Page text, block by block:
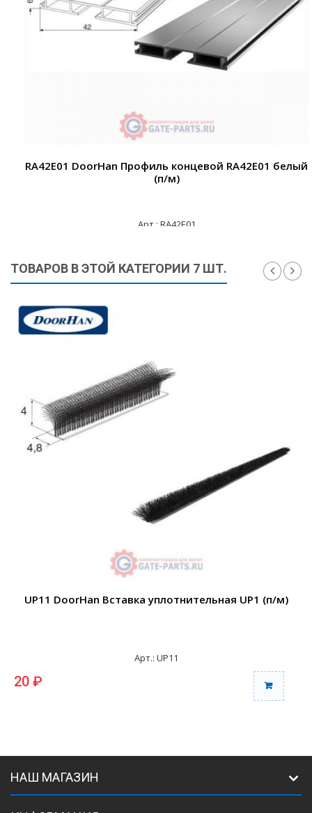
RA42E01 DoorHan Профиль концевой RA42E01 белый
(п/м)
Арт.: RA42E01
ТОВАРОВ В ЭТОЙ КАТЕГОРИИ 7 ШТ.
UP11 DoorHan Вставка уплотнительная UP1 (п/м)
Арт.: UP11
20 ₽
НАШ МАГАЗИН